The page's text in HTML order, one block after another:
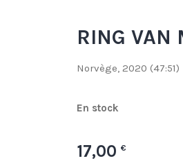
RING
Norvège, 2020 (47:51)
En stock
17,00 €